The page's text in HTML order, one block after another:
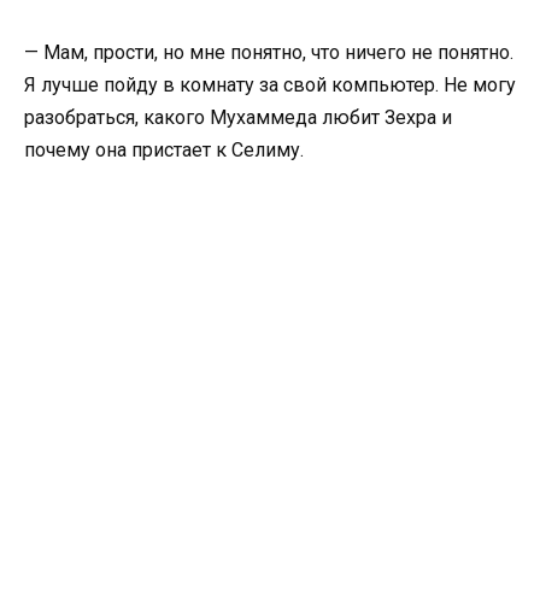
— Мам, прости, но мне понятно, что ничего не понятно.
Я лучше пойду в комнату за свой компьютер. Не могу
разобраться, какого Мухаммеда любит Зехра и
почему она пристает к Селиму.